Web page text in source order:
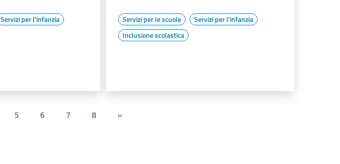
Servizi per l'infanzia
Servizi per le scuole
Servizi per l'infanzia
Inclusione scolastica
5 6 7 8 »